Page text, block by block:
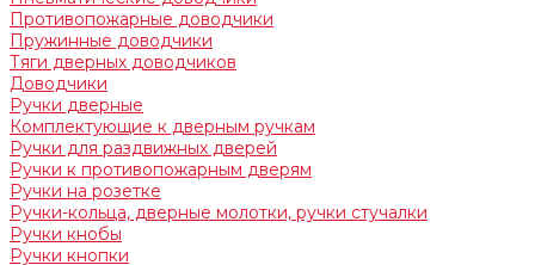
Противопожарные доводчики
Пружинные доводчики
Тяги дверных доводчиков
Доводчики
Ручки дверные
Комплектующие к дверным ручкам
Ручки для раздвижных дверей
Ручки к противопожарным дверям
Ручки на розетке
Ручки-кольца, дверные молотки, ручки стучалки
Ручки кнобы
Ручки кнопки